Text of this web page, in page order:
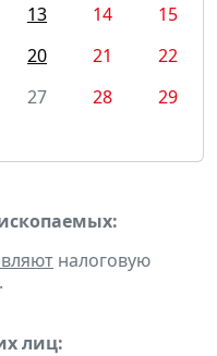
13 14
15
20 21
22
27 28
29
налоговую
лиц: